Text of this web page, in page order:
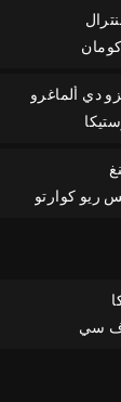
دي ألماغرو
ريو كوارتو
إف سي